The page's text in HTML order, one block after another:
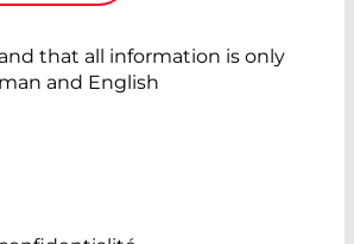
that all information is only
and English